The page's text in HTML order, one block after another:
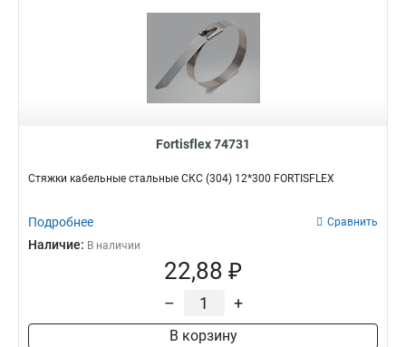
Fortisflex 74731
Стяжки кабельные стальные СКС (304) 12*300 FORTISFLEX
Подробнее Сравнить
Наличие: В наличии
22,88 ₽
– +
В корзину